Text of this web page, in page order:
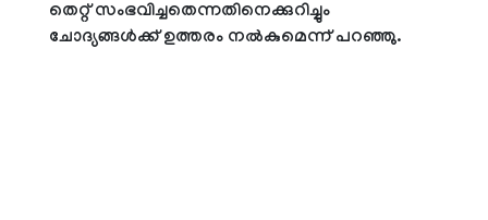
തെറ്റ് സംഭവിച്ചതെന്നതിനെക്കുറിച്ചും
ചോദ്യങ്ങള്‍ക്ക് ഉത്തരം നല്‍കുമെന്ന് പറഞ്ഞു.